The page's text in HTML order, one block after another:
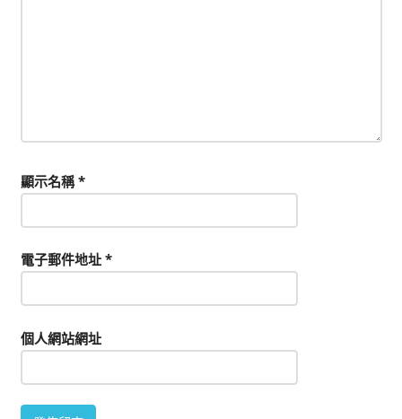
顯示名稱*
電子郵件地址 *
個人網站網址